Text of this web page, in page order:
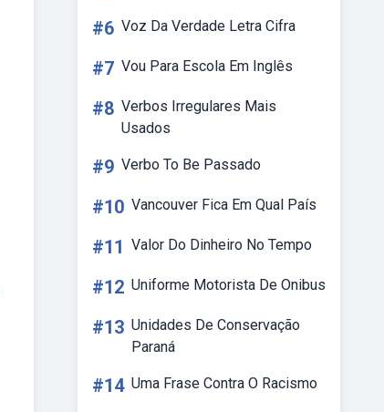
#6 Voz Da Verdade Letra Cifra
#7 Vou Para Escola Em Inglês
#8 Verbos Irregulares Mais
Usados
#9 Verbo To Be Passado
#10 Vancouver Fica Em Qual País
#11 Valor Do Dinheiro No Tempo
#12 Uniforme Motorista De Onibus
#13 Unidades De Conservação
Paraná
#14 Uma Frase Contra O Racismo